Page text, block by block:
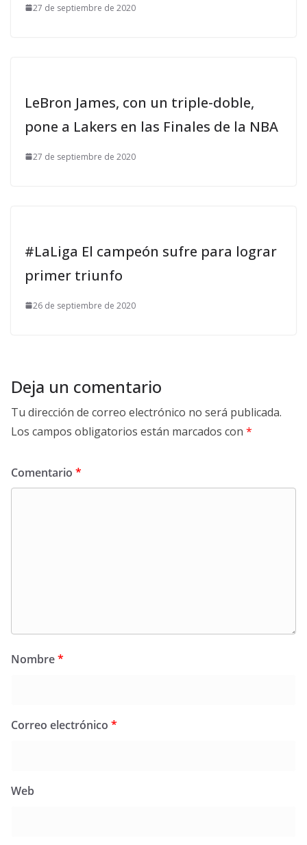
27 de septiembre de 2020
LeBron James, con un triple-doble,
pone a Lakers en las Finales de la NBA
27 de septiembre de 2020
#LaLiga El campeón sufre para lograr
primer triunfo
26 de septiembre de 2020
Deja un comentario
Tu dirección de correo electrónico no será publicada.
Los campos obligatorios están marcados con *
Comentario *
Nombre*
Correo electrónico *
Web